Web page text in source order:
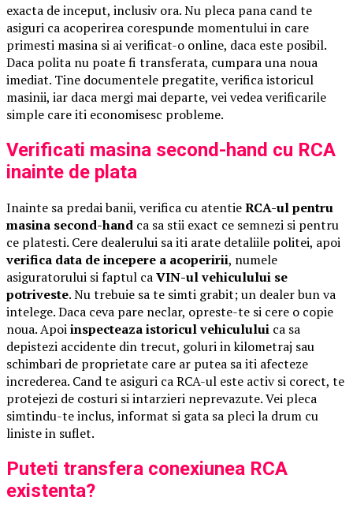
exacta de inceput, inclusiv ora. Nu pleca pana cand te
asiguri ca acoperirea corespunde momentului in care
primesti masina si ai verificat-o online, daca este posibil.
Daca polita nu poate fi transferata, cumpara una noua
imediat. Tine documentele pregatite, verifica istoricul
masinii, iar daca mergi mai departe, vei vedea verificarile
simple care iti economisesc probleme.
Verificati masina second-hand cu RCA
inainte de plata
Inainte sa predai banii, verifica cu atentieRCA-ul pentru
masina second-hand ca sa stii exact ce semnezi si pentru
ce platesti. Cere dealerului sa iti arate detaliile politei, apoi
verifica data de incepere a acoperirii, numele
asiguratorului si faptul caVIN-ul vehiculului se
potriveste. Nu trebuie sa te simti grabit; un dealer bun va
intelege. Daca ceva pare neclar, opreste-te si cere o copie
noua. Apoiinspecteaza istoricul vehiculului ca sa
depistezi accidente din trecut, goluri in kilometraj sau
schimbari de proprietate care ar putea sa iti afecteze
increderea. Cand te asiguri ca RCA-ul este activ si corect, te
protejezi de costuri si intarzieri neprevazute. Vei pleca
simtindu-te inclus, informat si gata sa pleci la drum cu
liniste in suflet.
Puteti transfera conexiunea RCA
existenta?